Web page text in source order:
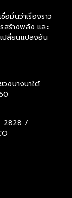
อมั่นว่าเรื่องราว
สร้างพลัง และ
ปลี่ยนแปลงอัน
งบางนาใต้
2828 /